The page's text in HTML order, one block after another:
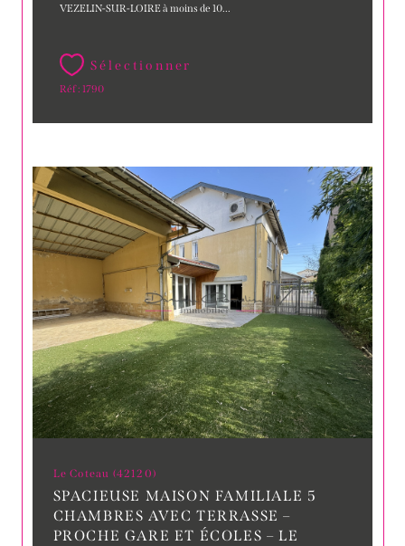
VEZELIN-SUR-LOIRE à moins de 10...
Sélectionner
Réf : 1790
Le Coteau (42120)
SPACIEUSE MAISON FAMILIALE 5
CHAMBRES AVEC TERRASSE –
PROCHE GARE ET ÉCOLES – LE